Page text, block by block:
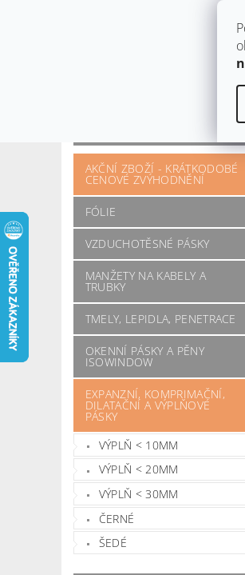
OBCHODNÍ
OTÁZKY A POŽADAVKY
AKČNÍ ZBOŽÍ - KRÁTKODOBÉ
CENOVÉ ZVÝHODNĚNÍ
FÓLIE
VZDUCHOTĚSNÉ PÁSKY
MANŽETY NA KABELY A
TRUBKY
TMELY, LEPIDLA, PENETRACE
OKENNÍ PÁSKY A PĚNY
ISOWINDOW
EXPANZNÍ, KOMPRIMAČNÍ,
DILATAČNÍ A VÝPLŇOVÉ
PÁSKY
VÝPLŇ < 10MM
VÝPLŇ < 20MM
VÝPLŇ < 30MM
ČERNÉ
ŠEDÉ